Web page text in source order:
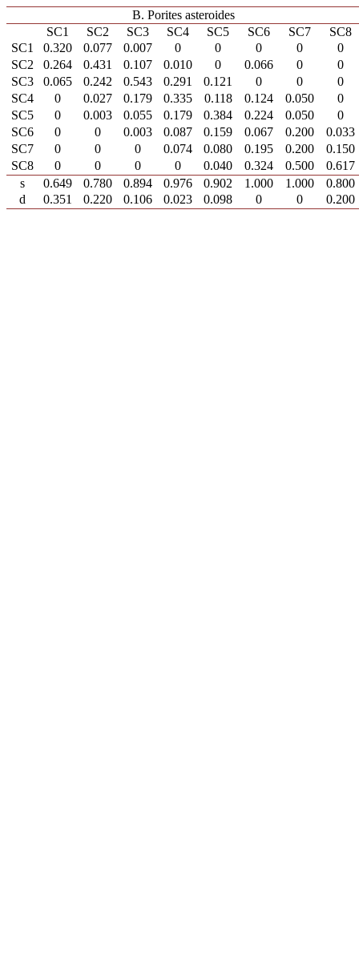
B. Porites asteroides
SC1
SC2 SC3 SC4 SC5 SC6 SC7
SC8
SC1
0.320 0.077 0.007 0 0 0 0
0
SC2
0.264 0.431 0.107 0.010 0 0.066 0
0
SC3
0.065 0.242 0.543 0.291 0.121 0 0
0
SC4
0 0.027 0.179 0.335 0.118 0.124 0.050
0
SC5
0 0.003 0.055 0.179 0.384 0.224 0.050
0
SC6
0 0 0.003 0.087 0.159 0.067 0.200
0.033
SC7
0 0 0 0.074 0.080 0.195 0.200
0.150
SC8
0 0 0 0 0.040 0.324 0.500
0.617
s
0.649 0.780 0.894 0.976 0.902 1.000 1.000
0.800
d
0.351 0.220 0.106 0.023 0.098 0 0 0.200